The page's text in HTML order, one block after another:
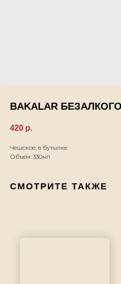
BAKALAR
420 р.
Чешское, в бутылке
Объем: 330мл
СМОТРИТЕ ТАКЖЕ